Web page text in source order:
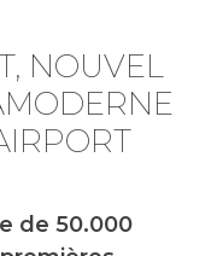
NOUVEL
de 50.000